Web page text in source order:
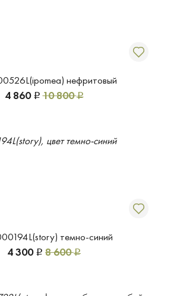
нефритовый
4 860 Р 10 800Р
темно-синий
4 300 Р 8 600Р